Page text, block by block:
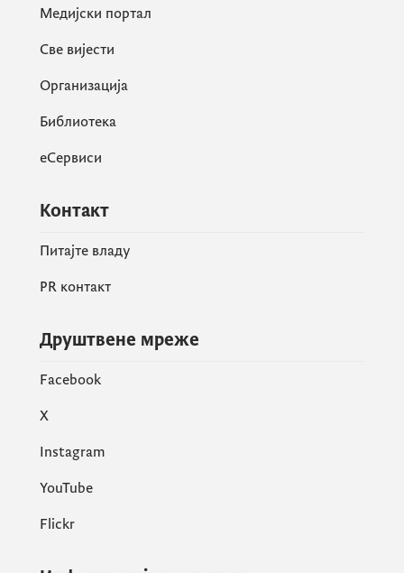
Медијски портал
Све вијести
Организација
Библиотека
еСервиси
Контакт
Питајте владу
PR контакт
Друштвене мреже
Facebook
X
Instagram
YouTube
Flickr